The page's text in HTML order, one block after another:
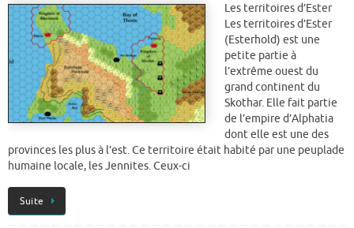
Les territoires d’Ester
Les territoires d’Ester
(Esterhold) est une
petite partie à
l’extrême ouest du
grand continent du
Skothar. Elle fait partie
de l’empire d’Alphatia
dont elle est une des
provinces les plus à l’est. Ce territoire était habité par une peuplade
humaine locale, les Jennites. Ceux-ci
Suite